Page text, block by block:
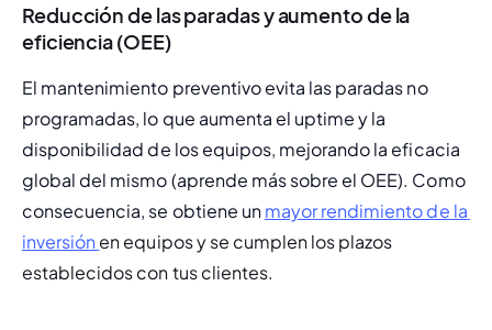
Reducción de las paradas y aumento de la
eficiencia (OEE)
El mantenimiento preventivo evita las paradas no
programadas, lo que aumenta el uptime
disponibilidad de los equipos, mejorando la eficacia
global del mismo (aprende más sobre el OEE). Como
consecuencia, se obtiene unmayor rendimiento de la
inversión en equipos y se cumplen los plazos
establecidos con tus clientes.